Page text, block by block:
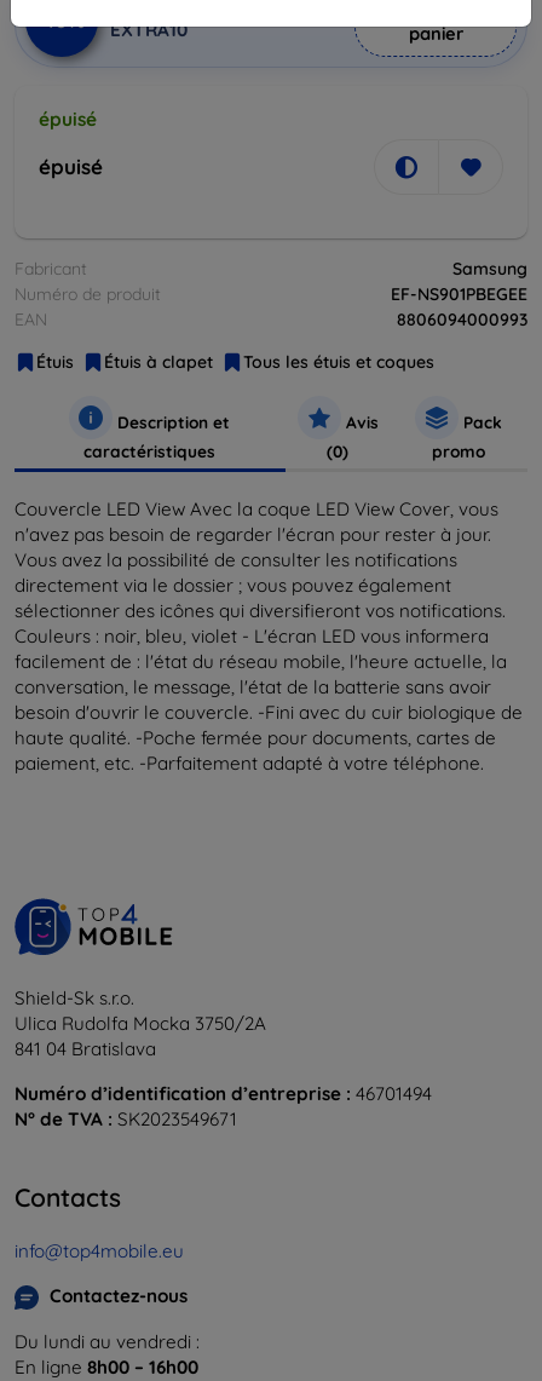
-10%
EXTRA10
panier
épuisé
épuisé
Fabricant
Samsung
Numéro de produit
EF-NS901PBEGEE
EAN
8806094000993
Étuis
Étuis à clapet Tous les étuis et coques
Description et
caractéristiques
Avis
(0)
Pack
promo
Couvercle LED View Avec la coque LED View Cover, vous
n'avez pas besoin de regarder l'écran pour rester à jour.
Vous avez la possibilité de consulter les notifications
directement via le dossier ; vous pouvez également
sélectionner des icônes qui diversifieront vos notifications.
Couleurs : noir, bleu, violet - L'écran LED vous informera
facilement de : l'état du réseau mobile, l'heure actuelle, la
conversation, le message, l'état de la batterie sans avoir
besoin d'ouvrir le couvercle. -Fini avec du cuir biologique de
haute qualité. -Poche fermée pour documents, cartes de
paiement, etc. -Parfaitement adapté à votre téléphone.
Shield-Sk s.r.o.
Ulica Rudolfa Mocka 3750/2A
841 04 Bratislava
Numéro d’identification d’entreprise : 46701494
N° de TVA : SK2023549671
Contacts
info@top4mobile.eu
Contactez-nous
Du lundi au vendredi :
En ligne 8h00 – 16h00